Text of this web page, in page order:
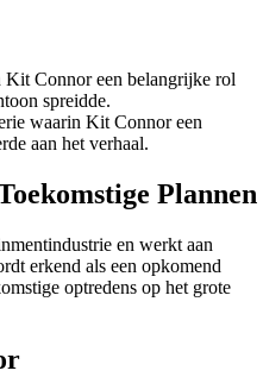
Connor een belangrijke rol
spreidde.
waarin Kit Connor een
aan het verhaal.
Plannen
en werkt aan
erkend als een opkomend
optredens op het grote